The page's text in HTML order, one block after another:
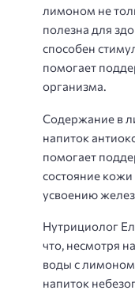
лимоном не
полезна для
способен
помогает
организма.
Содержание в
напиток
помогает
состояние
усвоению
Нутрициолог
что, несмотря
воды с
напиток